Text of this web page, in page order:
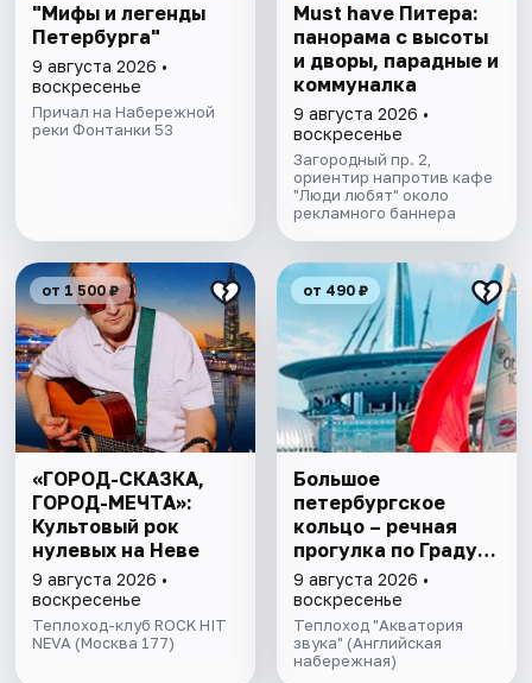
"Мифы и легенды
Петербурга"
9 августа 2026 •
воскресенье
Причал на Набережной
реки Фонтанки 53
Must have Питера:
панорама с высоты
и дворы, парадные и
коммуналка
9 августа 2026 •
воскресенье
Загородный пр. 2,
ориентир напротив кафе
"Люди любят" около
рекламного баннера
от 1 500 ₽
«ГОРОД-СКАЗКА,
ГОРОД-МЕЧТА»:
Культовый рок
нулевых на Неве
9 августа 2026 •
воскресенье
Теплоход-клуб ROCK HIT
NEVA (Москва 177)
от 490 ₽
Большое
петербургское
кольцо – речная
прогулка пo Граду
на Неве с
авторской
экскурсией и живой
музыкой в тёплом
салоне теплохода
9 августа 2026 •
воскресенье
Теплоход "Акватория
звука" (Английская
набережная)